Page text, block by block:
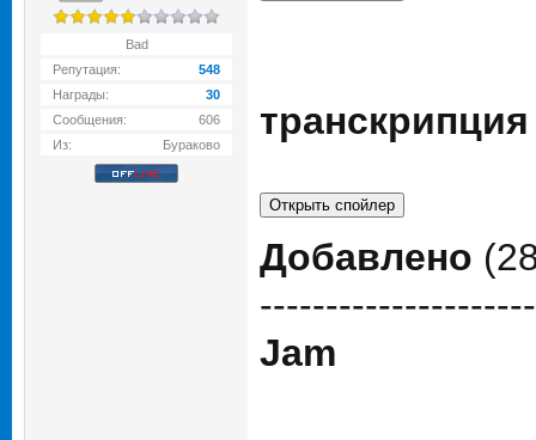
Bad
Репутация:
548
Награды:
30
Сообщения:
606
Из:
Бураково
транскрипция
Добавлено
Jam